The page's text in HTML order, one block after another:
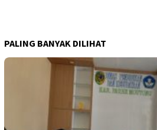
PALING BANYAK DILIHAT